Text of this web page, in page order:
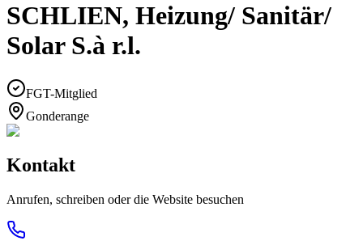
SCHLIEN, Heizung/ Sanitär/
Solar S.à r.l.
FGT-Mitglied
Gonderange
Kontakt
Anrufen, schreiben oder die Website besuchen